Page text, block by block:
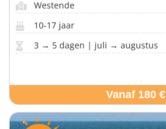
Westende
10-17 jaar
3 → 5 dagen | juli → augustus
Vanaf 180 €